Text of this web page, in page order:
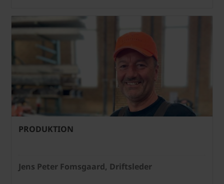
PRODUKTION
Jens Peter Fomsgaard, Driftsleder